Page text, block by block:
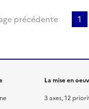
pageprécédente 1
La mise en
3 axes, 12